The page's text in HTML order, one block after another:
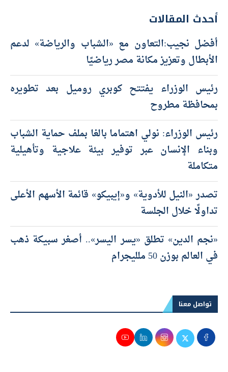
أحدث المقالات
أفضل نجيب:التعاون مع «الشباب والرياضة» لدعم
الأبطال وتعزيز مكانة مصر رياضيًا
رئيس الوزراء يفتتح كوبري روميل بعد تطويره
بمحافظة مطروح
رئيس الوزراء: نولي اهتماما بالغا بملف حماية الشباب
وبناء الإنسان عبر توفير بيئة علاجية وتأهيلية
متكاملة
تصدر «النيل للأدوية» و«إيبيكو» قائمة الأسهم الأعلى
تداولًا خلال الجلسة
«نجم الدين» تطلق «يسر اليسر».. أصغر سبيكة ذهب
تواصل معنا